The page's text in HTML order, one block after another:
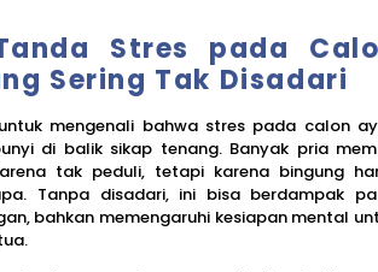
Stres pada
Sering Tak Disadari
mengenali bahwa stres pada calon
di balik sikap tenang. Banyak pria
tak peduli, tetapi karena bingung
Tanpa disadari, ini bisa berdampak
bahkan memengaruhi kesiapan mental